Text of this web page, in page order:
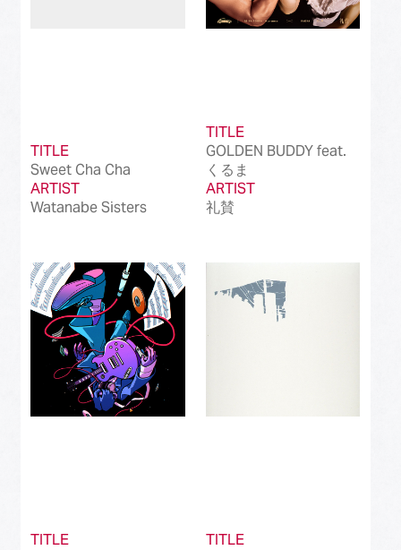
TITLE
Sweet Cha Cha
ARTIST
Watanabe Sisters
TITLE
GOLDEN BUDDY feat.
くるま
ARTIST
礼賛
TITLE
TITLE